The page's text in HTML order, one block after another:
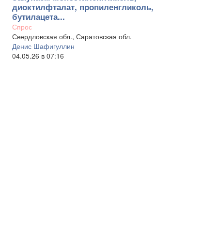
диоктилфталат, пропиленгликоль,
бутилацета...
Спрос
Свердловская обл., Саратовская обл.
Денис Шафигуллин
04.05.26 в 07:16